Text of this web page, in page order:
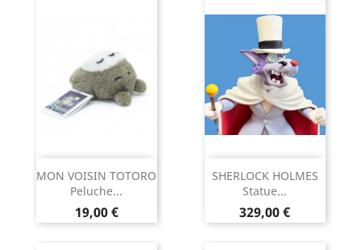
MON VOISIN TOTORO
Peluche...
Prix
19,00 €
SHERLOCK HOLMES
Statue...
Prix
329,00 €